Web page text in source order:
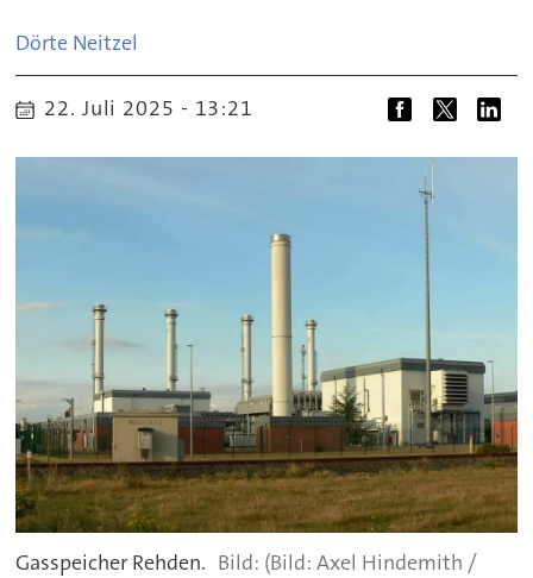
Dörte Neitzel
22. Juli 2025 - 13:21
Gasspeicher Rehden.
(Bild: Axel Hindemith /